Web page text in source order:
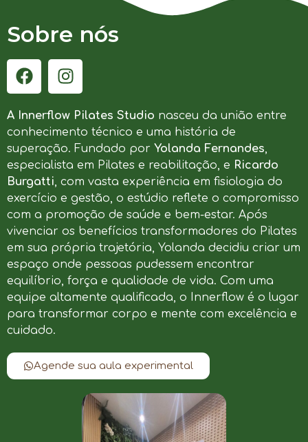
Sobre nós
A Innerflow Pilates Studio nasceu da união entre
conhecimento técnico e uma história de
superação. Fundado por Yolanda Fernandes,
especialista em Pilates e reabilitação, e Ricardo
Burgatti, com vasta experiência em fisiologia do
exercício e gestão, o estúdio reflete o compromisso
com a promoção de saúde e bem-estar. Após
vivenciar os benefícios transformadores do Pilates
em sua própria trajetória, Yolanda decidiu criar um
espaço onde pessoas pudessem encontrar
equilíbrio, força e qualidade de vida. Com uma
equipe altamente qualificada, o Innerflow é o lugar
para transformar corpo e mente com excelência e
cuidado.
Agende sua aula experimental